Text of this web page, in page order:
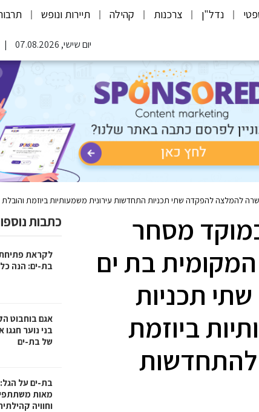
נדל"ן צרכנות קהילה תיירות ונופש
יום שישי, 07.08.2026
להמלצה להפקדה שתי תכניות התחדשות עירונית משמעותיות ביוזמת
מסחר
בת ים
תכניות
ביוזמת
להתחדשות
כתבות
בת-ים: הנה
אגם בוחבוט
של בת-ים
בת-ים על
מאות
וחוויה